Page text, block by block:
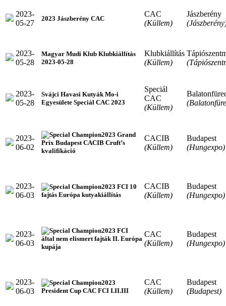
2023-
05-27
2023 Jászberény CAC
CAC
(Küllem)
Jászberény
2023-
05-28
Magyar Mudi Klub Klubkiállítás
2023-05-28
Klubkiállítás
(Küllem)
2023-
05-28
Svájci Havasi Kutyák Mo-i
Egyesülete Speciál CAC 2023
Speciál
CAC
(Küllem)
2023-
06-02
2023 Grand
Prix Budapest CACIB Cruft’s
kvalifikáció
CACIB
(Küllem)
Budapest
(Hungexpo)
2023-
06-03
2023 FCI 10
fajtás Európa kutyakiállítás
CACIB
(Küllem)
Budapest
(Hungexpo)
2023-
06-03
2023 FCI
által nem elismert fajták II. Európa
kupája
CAC
(Küllem)
Budapest
(Hungexpo)
2023-
06-03
2023
President Cup CAC FCI I.II.III
CAC
(Küllem)
Budapest
(Budapest)